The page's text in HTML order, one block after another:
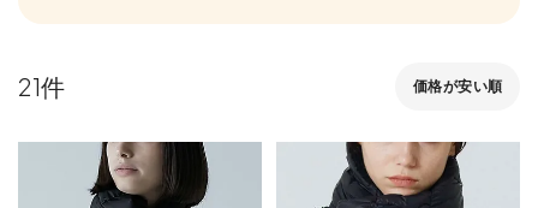
価格が安い順
21